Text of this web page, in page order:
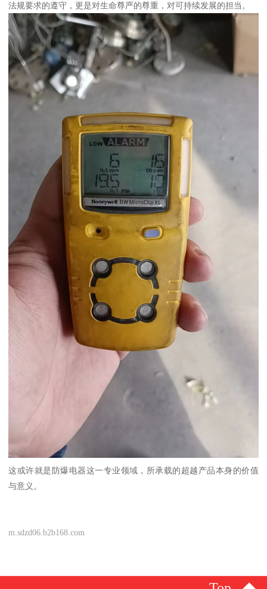
法规要求的遵守，更是对生命尊严的尊重，对可持续发展的担当。
这或许就是防爆电器这一专业领域，所承载的超越产品本身的价值
与意义。
m.sdzd06.b2b168.com